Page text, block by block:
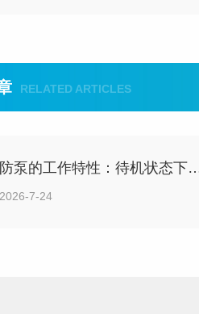
RELATED ARTICLES
工作特性：待机状态下无需人工持续值守
7-24